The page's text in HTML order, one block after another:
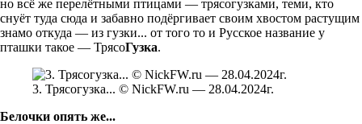
но всё же перелётными птицами — трясогузками, теми, кто
снуёт туда сюда и забавно подёргивает своим хвостом растущим
знамо откуда — из гузки... от того то и Русское название у
пташки такое — ТрясоГузка.
3. Трясогузка... © NickFW.ru — 28.04.2024г.
Белочки опять же...